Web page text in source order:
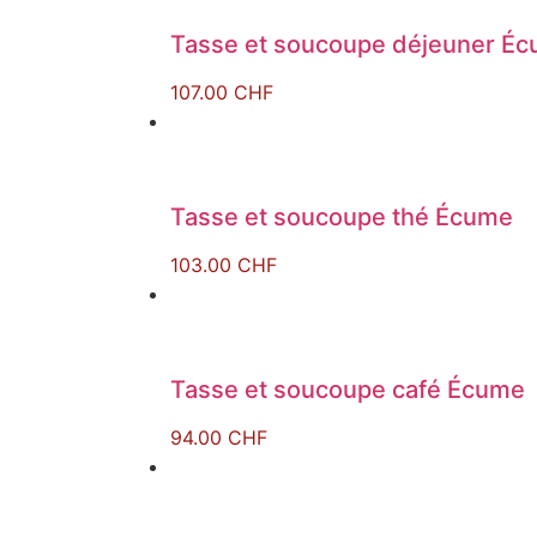
Tasse et soucoupe déjeuner
107.00 CHF
Tasse et soucoupe thé Écume
103.00 CHF
Tasse et soucoupe café Écume
94.00 CHF